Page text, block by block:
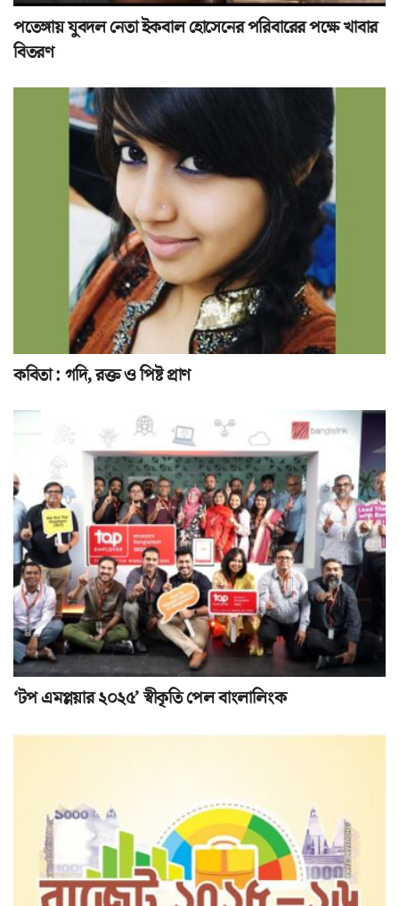
পতেঙ্গায় যুবদল নেতা ইকবাল হোসেনের পরিবারের পক্ষে খাবার
বিতরণ
কবিতা : গদি, রক্ত ও পিষ্ট প্রাণ
‘টপ এমপ্লয়ার ২০২৫’ স্বীকৃতি পেল বাংলালিংক